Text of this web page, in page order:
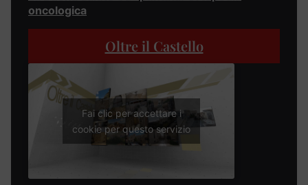
oncologica
Oltre il Castello
Fai clic per accettare i
cookie per questo servizio